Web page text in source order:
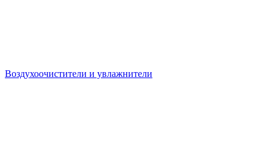
Воздухоочистители и увлажнители